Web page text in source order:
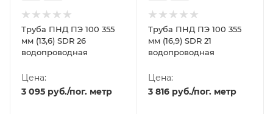
Труба ПНД ПЭ 100 355
мм (13,6) SDR 26
водопроводная
Цена:
3 095 руб./пог. метр
Труба ПНД ПЭ 100 355
мм (16,9) SDR 21
водопроводная
Цена:
3 816 руб./пог. метр